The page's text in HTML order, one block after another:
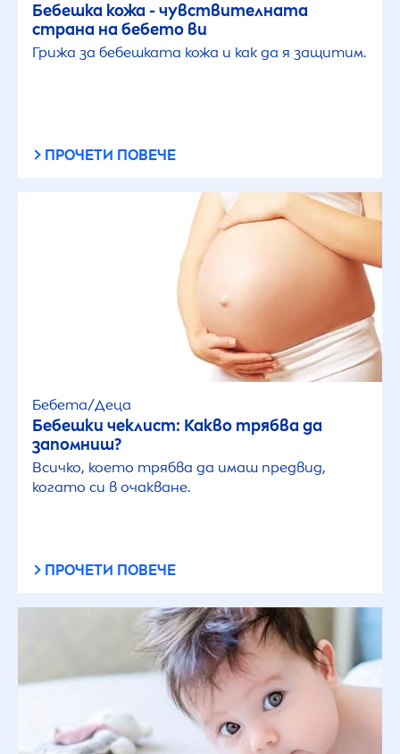
Бебешка кожа - чувствителната
страна на бебето ви
Грижа за бебешката кожа и как да я защитим.
ПРОЧЕТИ ПОВЕЧЕ
Бебета/Деца
Бебешки чеклист: Какво трябва да
запомниш?
Всичко, което трябва да имаш предвид,
когато си в очакване.
ПРОЧЕТИ ПОВЕЧЕ